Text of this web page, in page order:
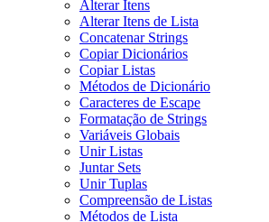
Alterar Itens
Alterar Itens de Lista
Concatenar Strings
Copiar Dicionários
Copiar Listas
Métodos de Dicionário
Caracteres de Escape
Formatação de Strings
Variáveis Globais
Unir Listas
Juntar Sets
Unir Tuplas
Compreensão de Listas
Métodos de Lista